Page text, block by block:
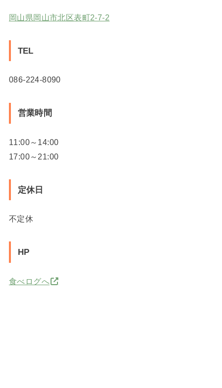
岡山県岡山市北区表町2-7-2
TEL
086-224-8090
営業時間
11:00～14:00
17:00～21:00
定休日
不定休
HP
食べログへ